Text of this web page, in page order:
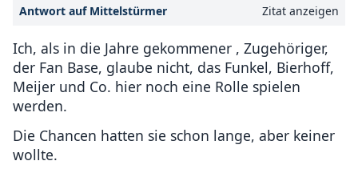
Antwort auf Mittelstürmer Zitat anzeigen
Ich, als in die Jahre gekommener , Zugehöriger,
der Fan Base, glaube nicht, das Funkel, Bierhoff,
Meijer und Co. hier noch eine Rolle spielen
werden.
Die Chancen hatten sie schon lange, aber keiner
wollte.